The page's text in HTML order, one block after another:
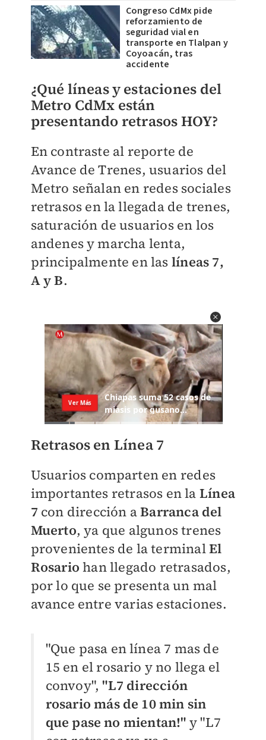
Congreso CdMx pide
reforzamiento de
seguridad vial en
transporte en Tlalpan y
Coyoacán, tras
accidente
¿Qué líneas y estaciones del
Metro CdMx están
presentando retrasos HOY?
En contraste al reporte de
Avance de Trenes, usuarios del
Metro señalan en redes sociales
retrasos en la llegada de trenes,
saturación de usuarios en los
andenes y marcha lenta,
principalmente en las líneas 7,
A y B.
Retrasos en Línea 7
Usuarios comparten en redes
importantes retrasos en la Línea
7 con dirección aBarranca del
Muerto, ya que algunos trenes
provenientes de la terminalEl
Rosario han llegado retrasados,
por lo que se presenta un mal
avance entre varias estaciones.
"Que pasa en línea 7 mas de
15 en el rosario y no llega el
convoy", "L7 dirección
rosario más de 10 min sin
que pase no mientan!" y "L7